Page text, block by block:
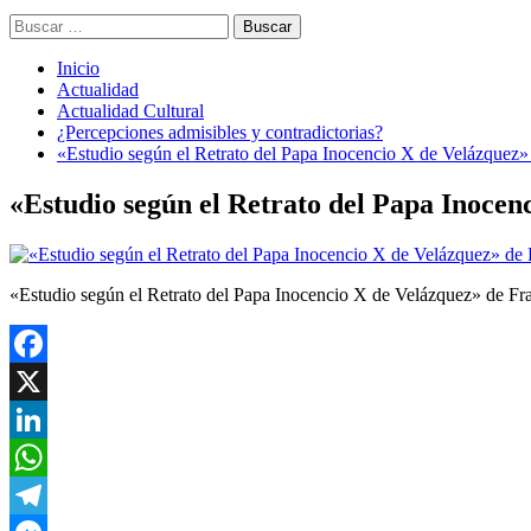
Buscar:
Inicio
Actualidad
Actualidad Cultural
¿Percepciones admisibles y contradictorias?
«Estudio según el Retrato del Papa Inocencio X de
«Estudio según el Retrato del Papa
«Estudio según el Retrato del Papa Inocencio X de Velázquez» de
Facebook
X
LinkedIn
WhatsApp